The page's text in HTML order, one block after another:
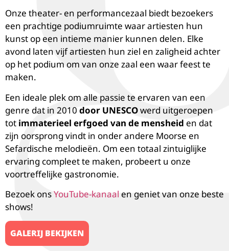
Onze theater- en performancezaal biedt bezoekers
een prachtige podiumruimte waar artiesten hun
kunst op een intieme manier kunnen delen. Elke
avond laten vijf artiesten hun ziel en zaligheid achter
op het podium om van onze zaal een waar feest te
maken.
Een ideale plek om alle passie te ervaren van een
genre dat in 2010 door UNESCOwerd uitgeroepen
tot immaterieel erfgoed van de mensheid en dat
zijn oorsprong vindt in onder andere Moorse en
Sefardische melodieën. Om een totaal zintuiglijke
ervaring compleet te maken, probeert u onze
voortreffelijke gastronomie.
Bezoek onsYouTube-kanaal en geniet van onze beste
shows!
GALERIJ BEKIJKEN